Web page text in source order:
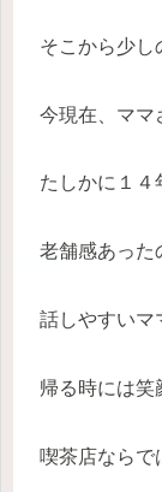
そこから少し
今現在、ママ
たしかに１４
老舗感あった
話しやすいマ
帰る時には笑
喫茶店ならで